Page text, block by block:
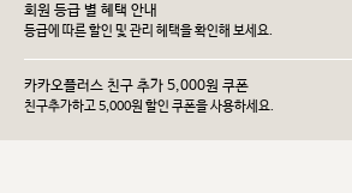
회원 등급 별 혜택 안내
등급에 따른 할인 및 관리 헤택을 확인해 보세요.
카카오플러스 친구 추가 5,000원 쿠폰
친구추가하고 5,000원 할인 쿠폰을 사용하세요.